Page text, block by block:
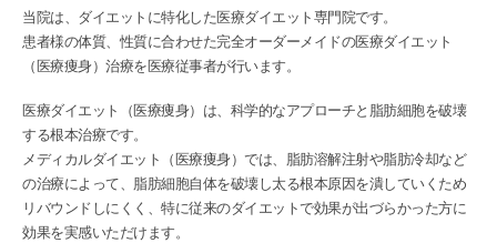
当院は、ダイエットに特化した医療ダイエット専門院です。
患者様の体質、性質に合わせた完全オーダーメイドの医療ダイエット
（医療痩身）治療を医療従事者が行います。
医療ダイエット（医療痩身）は、科学的なアプローチと脂肪細胞を破壊
する根本治療です。
メディカルダイエット（医療痩身）では、脂肪溶解注射や脂肪冷却など
の治療によって、脂肪細胞自体を破壊し太る根本原因を潰していくため
リバウンドしにくく、特に従来のダイエットで効果が出づらかった方に
効果を実感いただけます。